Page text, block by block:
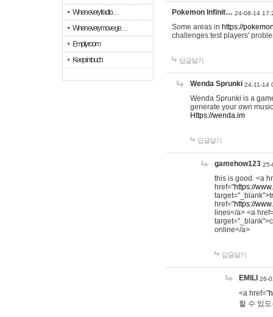
When every fractio…
When every move ge…
Empty room
Keep in touch
Pokemon Infinit… 24-08-14
Some areas in https://
challenges test players'
답글달기
Wenda Sprunki 24-11-14
Wenda Sprunki is a
generate your own
Https://wenda.im
답글달기
gamehow123 25-
this is good. <a
href="https://
href="https://
lines</a> <a
online</a>
답글달기
EMILI 26-
<a href="
할 수 있